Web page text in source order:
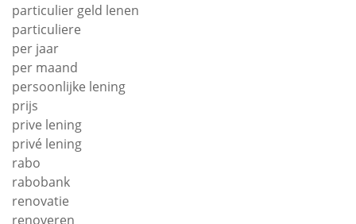
particulier geld lenen
particuliere
per jaar
per maand
persoonlijke lening
prijs
prive lening
privé lening
rabo
rabobank
renovatie
renoveren